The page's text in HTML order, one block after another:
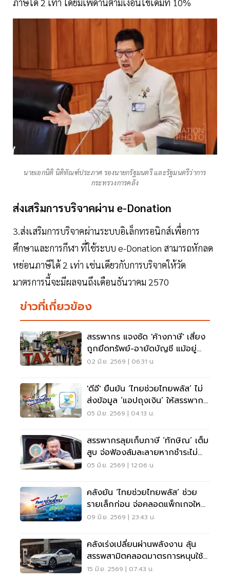
นายเอกนิติ นิติทัณฑ์ประภาศ รองนายกรัฐมนตรี และรัฐมนตรีว่าการ
กระทรวงการคลัง
ส่งเสริมการบริจาคผ่าน e-Donation
3.ส่งเสริมการบริจาคผ่านระบบอิเล็กทรอนิกส์เพื่อการ
ศึกษาและการกีฬา ที่ใช้ระบบ e-Donation สามารถหักลด
หย่อนภาษีได้ 2 เท่า เช่นเดียวกับการบริจาคให้วัด
มาตรการนี้จะมีผลจนถึงเดือนธันวาคม 2570
ข่าวที่เกี่ยวข้อง
สรรพากร แจงชัด 'ค้างภาษี' เสี่ยง
ถูกยึดทรัพย์-อายัดบัญชี แม้อยู่
ระหว่างอุทธรณ์
02 มิ.ย. 2569 | 06:31 น.
'ดีอี' ยืนยัน ‘ไทยช่วยไทยพลัส’ ไม่
ส่งข้อมูล ‘แอปถุงเงิน’ ให้สรรพากร
ไล่บี้ภาษีย้อนหลัง
05 มิ.ย. 2569 | 04:13 น.
สรรพากรลุยเก็บภาษี ‘ทักษิณ’ เต็ม
สูบ จ่อฟ้องล้มละลายหากชำระไม่
ครบ
05 มิ.ย. 2569 | 12:06 น.
คลังยัน ‘ไทยช่วยไทยพลัส’ ช่วย
รายเล็กก่อน จ่อคลอดแพ็กเกจใหม่
อุ้ม SME
09 มิ.ย. 2569 | 23:43 น.
คลังเร่งเปลี่ยนผ่านพลังงาน ลุ้น
สรรพสามิตคลอดมาตรการหนุนใช้อี
วี มิ.ย.นี้
15 มิ.ย. 2569 | 07:43 น.